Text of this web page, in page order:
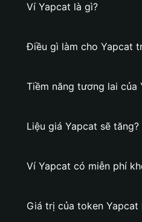
Ví Yapcat là gì?
Điều gì làm cho Yapcat
Tiềm năng tương lai của
Liệu giá Yapcat sẽ tăng?
Ví Yapcat có miễn phí
Giá trị của token Yapcat